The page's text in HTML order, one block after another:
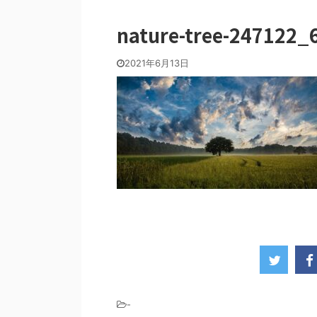
nature-tree-
2021年6月13日
-